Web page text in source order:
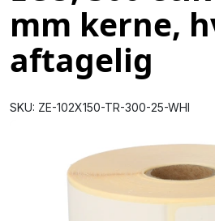
mm kerne,
aftagelig
SKU: ZE-102X150-TR-300-25-WHI